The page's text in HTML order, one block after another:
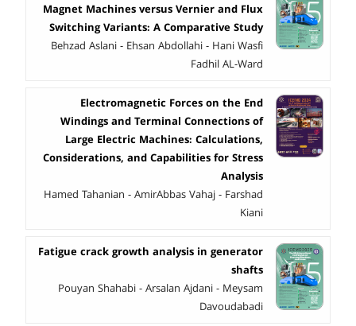
Magnet Machines versus Vernier and Flux
Switching Variants: A Comparative Study
Behzad Aslani - Ehsan Abdollahi - Hani Wasfi
Fadhil AL-Ward
Electromagnetic Forces on the End
Windings and Terminal Connections of
Large Electric Machines: Calculations,
Considerations, and Capabilities for Stress
Analysis
Hamed Tahanian - AmirAbbas Vahaj - Farshad
Kiani
Fatigue crack growth analysis in generator
shafts
Pouyan Shahabi - Arsalan Ajdani - Meysam
Davoudabadi